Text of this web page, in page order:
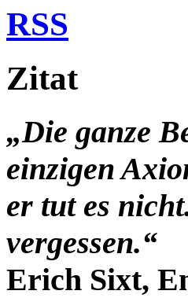
RSS
Zitat
„Die ganze
einzigen
er tut es
vergessen.“
Erich Sixt,